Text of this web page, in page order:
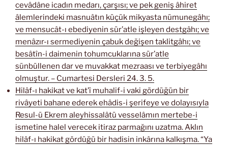
cevâdâne icadın medarı, çarşısı; ve pek geniş âhiret
âlemlerindeki masnuâtın küçük mikyasta nümunegâhı;
ve mensucât-ı ebediyenin sür’atle işleyen destgâhı; ve
menâzır-ı sermediyenin çabuk değişen taklitgâhı; ve
besâtîn-i daimenin tohumcuklarına sür’atle
sünbüllenen dar ve muvakkat mezraası ve terbiyegâhı
olmuştur. – Cumartesi Dersleri 24. 3. 5.
Hilâf-ı hakikat ve kat’î muhalif-i vaki gördüğün bir
rivâyeti bahane ederek ehâdis-i şerifeye ve dolayısıyla
Resul-ü Ekrem aleyhissalâtü vesselâmın mertebe-i
ismetine halel verecek itiraz parmağını uzatma. Aklın
hilâf-ı hakikat gördüğü bir hadisin inkârına kalkışma. “Ya